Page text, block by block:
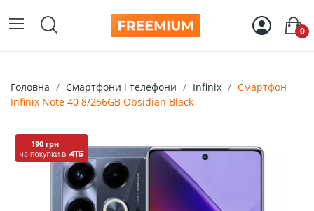
0
Головна Смартфони і телефони Infinix
Смартфон
Infinix Note 40 8/256GB Obsidian Black
190 грн